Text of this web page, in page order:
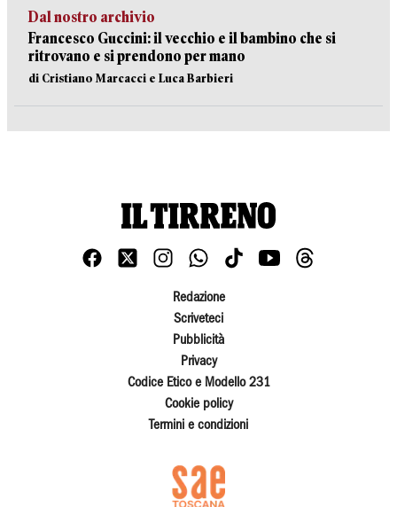
Dal nostro archivio
Francesco Guccini: il vecchio e il bambino che si
ritrovano e si prendono per mano
di Cristiano Marcacci e Luca Barbieri
Redazione
Scriveteci
Pubblicità
Privacy
Codice Etico e Modello 231
Cookie policy
Termini e condizioni